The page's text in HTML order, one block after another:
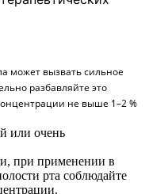
может вызвать сильное
разбавляйте это
не выше 1–2 %
или очень
при применении в
рта соблюдайте